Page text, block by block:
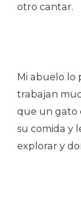
otro cantar.
Mi abuelo lo
trabajan
que un gato
su comida y
explorar y